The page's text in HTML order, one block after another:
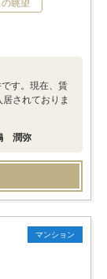
眺望
す。現在、賃
されておりま
潤弥
マンション